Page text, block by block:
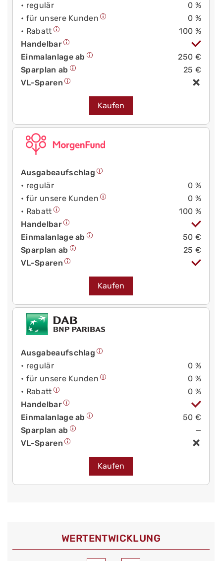
• regulär
0 %
• für unsere Kunden
0 %
• Rabatt
100 %
Handelbar
Einmalanlage ab
250 €
Sparplan ab
25 €
VL-Sparen
Kaufen
Ausgabeaufschlag
• regulär
0 %
• für unsere Kunden
0 %
• Rabatt
100 %
Handelbar
Einmalanlage ab
50 €
Sparplan ab
25 €
VL-Sparen
Kaufen
Ausgabeaufschlag
• regulär
0 %
• für unsere Kunden
0 %
• Rabatt
0 %
Handelbar
Einmalanlage ab
50 €
Sparplan ab
—
VL-Sparen
Kaufen
WERT­ENTWICKLUNG